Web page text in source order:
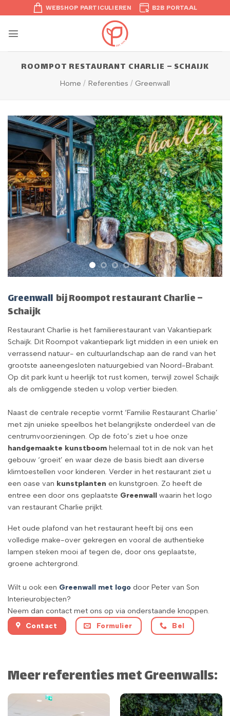
naar
inhoud
WEBSHOP PARTICULIEREN B2B PORTAAL
ROOMPOT RESTAURANT CHARLIE – SCHAIJK
Home / Referenties / Greenwall
Greenwall bij Roompot restaurant Charlie –
Schaijk
Restaurant Charlie is het familierestaurant van Vakantiepark
Schaijk. Dit Roompot vakantiepark ligt midden in een uniek en
verrassend natuur- en cultuurlandschap aan de rand van het
grootste aaneengesloten natuurgebied van Noord-Brabant.
Op dit park kunt u heerlijk tot rust komen, terwijl zowel Schaijk
als de omliggende steden u volop vertier bieden.
Naast de centrale receptie vormt ‘Familie Restaurant Charlie’
met zijn unieke speelbos het belangrijkste onderdeel van de
centrumvoorzieningen. Op de foto’s ziet u hoe onze
handgemaakte kunstboom helemaal tot in de nok van het
gebouw ‘groeit’ en waar deze de basis biedt aan diverse
klimtoestellen voor kinderen. Verder in het restaurant ziet u
een oase van kunstplanten en kunstgroen. Zo heeft de
entree een door ons geplaatste Greenwall waarin het logo
van restaurant Charlie prijkt.
Het oude plafond van het restaurant heeft bij ons een
volledige make-over gekregen en vooral de authentieke
lampen steken mooi af tegen de, door ons geplaatste,
groene achtergrond.
Wilt u ook een Greenwall met logo door Peter van Son
Interieurobjecten?
Neem dan contact met ons op via onderstaande knoppen.
Contact Formulier Bel
Meer referenties met Greenwalls: